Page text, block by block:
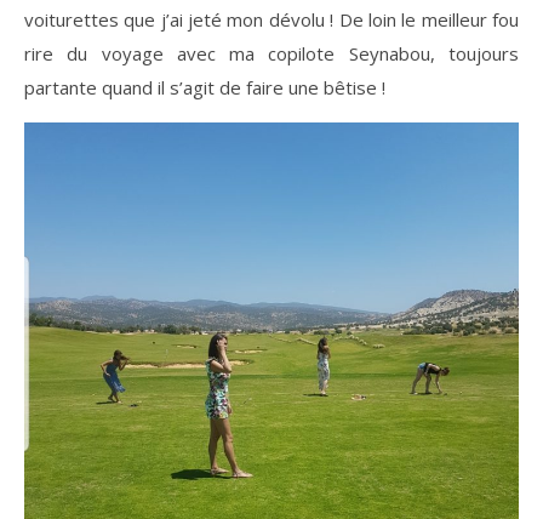
voiturettes que j’ai jeté mon dévolu ! De loin le meilleur fou
rire du voyage avec ma copilote Seynabou, toujours
partante quand il s’agit de faire une bêtise !